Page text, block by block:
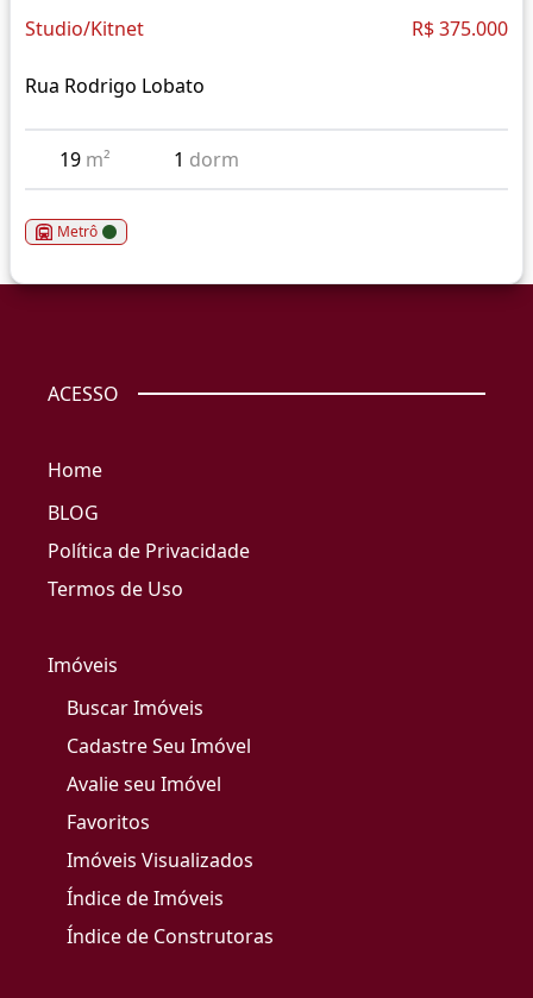
Studio/Kitnet R$ 375.000
Rua Rodrigo Lobato
19 m² 1 dorm
Metrô
ACESSO
Home
BLOG
Política de Privacidade
Termos de Uso
Imóveis
Buscar Imóveis
Cadastre Seu Imóvel
Avalie seu Imóvel
Favoritos
Imóveis Visualizados
Índice de Imóveis
Índice de Construtoras